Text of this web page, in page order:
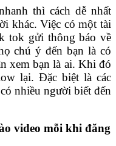
thì cách dễ nhất
khác. Việc có một tài
tok gửi thông báo về
chú ý đến bạn là có
xem bạn là ai. Khi đó
lại. Đặc biệt là các
nhiều người biết đến
video mỗi khi đăng